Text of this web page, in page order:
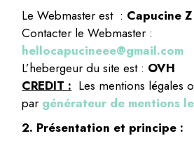
Le Webmaster est : Capucine Z
Contacter le Webmaster :
hellocapucineee@gmail.com
L’hebergeur du site est : OVH
CREDIT : Les mentions légales
par générateur de mentions
2. Présentation et principe :